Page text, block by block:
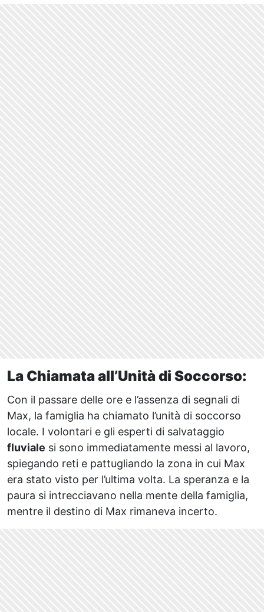
La Chiamata all’Unità di Soccorso:
Con il passare delle ore e l’assenza di segnali di
Max, la famiglia ha chiamato l’unità di soccorso
locale. I volontari e gli esperti di salvataggio
fluviale si sono immediatamente messi al lavoro,
spiegando reti e pattugliando la zona in cui Max
era stato visto per l’ultima volta. La speranza e la
paura si intrecciavano nella mente della famiglia,
mentre il destino di Max rimaneva incerto.